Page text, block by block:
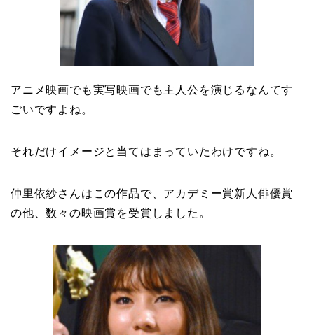
アニメ映画でも実写映画でも主人公を演じるなんてす
ごいですよね。
それだけイメージと当てはまっていたわけですね。
仲里依紗さんはこの作品で、アカデミー賞新人俳優賞
の他、数々の映画賞を受賞しました。